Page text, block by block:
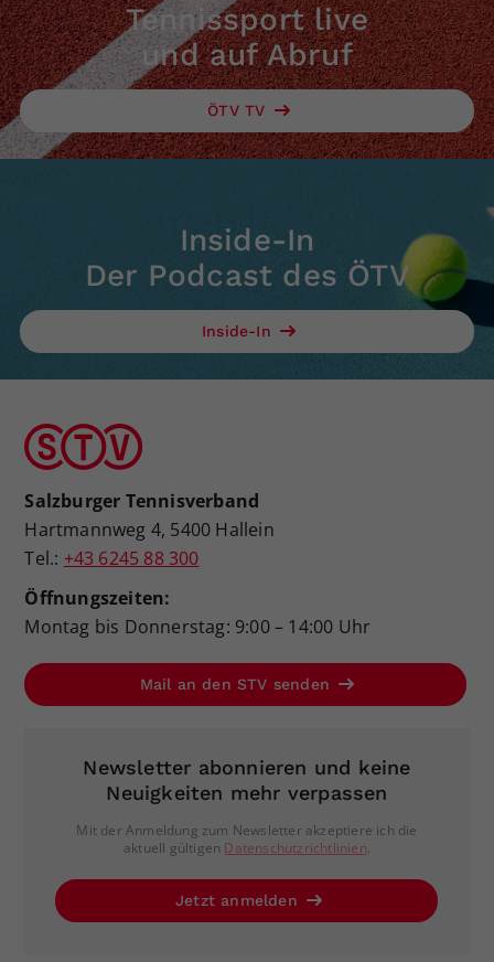
Tennissport live
und auf Abruf
ÖTV TV
Inside-In
Der Podcast des ÖTV
Inside-In
Salzburger Tennisverband
Hartmannweg 4, 5400 Hallein
Tel.: +43 6245 88 300
Öffnungszeiten:
Montag bis Donnerstag: 9:00 – 14:00 Uhr
Mail an den STV senden
Newsletter abonnieren und keine
Neuigkeiten mehr verpassen
Mit der Anmeldung zum Newsletter akzeptiere ich die
aktuell gültigen Datenschutzrichtlinien.
Jetzt anmelden